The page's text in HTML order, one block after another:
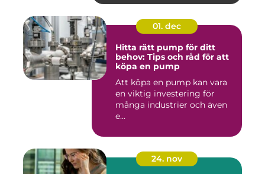
01. dec
Hitta rätt pump för ditt
behov: Tips och råd för att
köpa en pump
Att köpa en pump kan vara
en viktig investering för
många industrier och även
e...
24. nov